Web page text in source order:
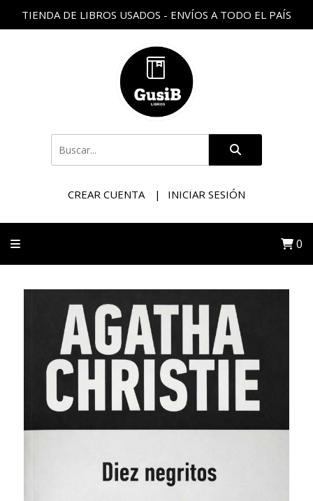
TIENDA DE LIBROS USADOS - ENVÍOS A TODO EL PAÍS
CREAR CUENTA INICIAR SESIÓN
0